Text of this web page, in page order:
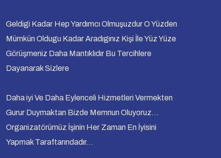
Geldigi Kadar Hep Yardımcı Olmuşuzdur O Yüzden
Mümkün Oldugu Kadar Aradıgınız Kişi İle Yüz Yüze
Görüşmeniz Daha Mantıklıdır Bu Tercihlere
Dayanarak Sizlere
Daha iyi Ve Daha Eylenceli Hizmetleri Vermekten
Gurur Duymaktan Bizde Memnun Oluyoruz...
Organizatörümüz İşinin Her Zaman En İyisini
Yapmak Taraftarındadır...